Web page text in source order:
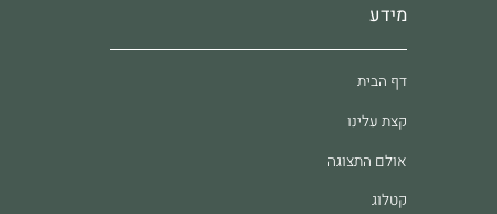
מידע
דף הבית
קצת עלינו
אולם התצוגה
קטלוג